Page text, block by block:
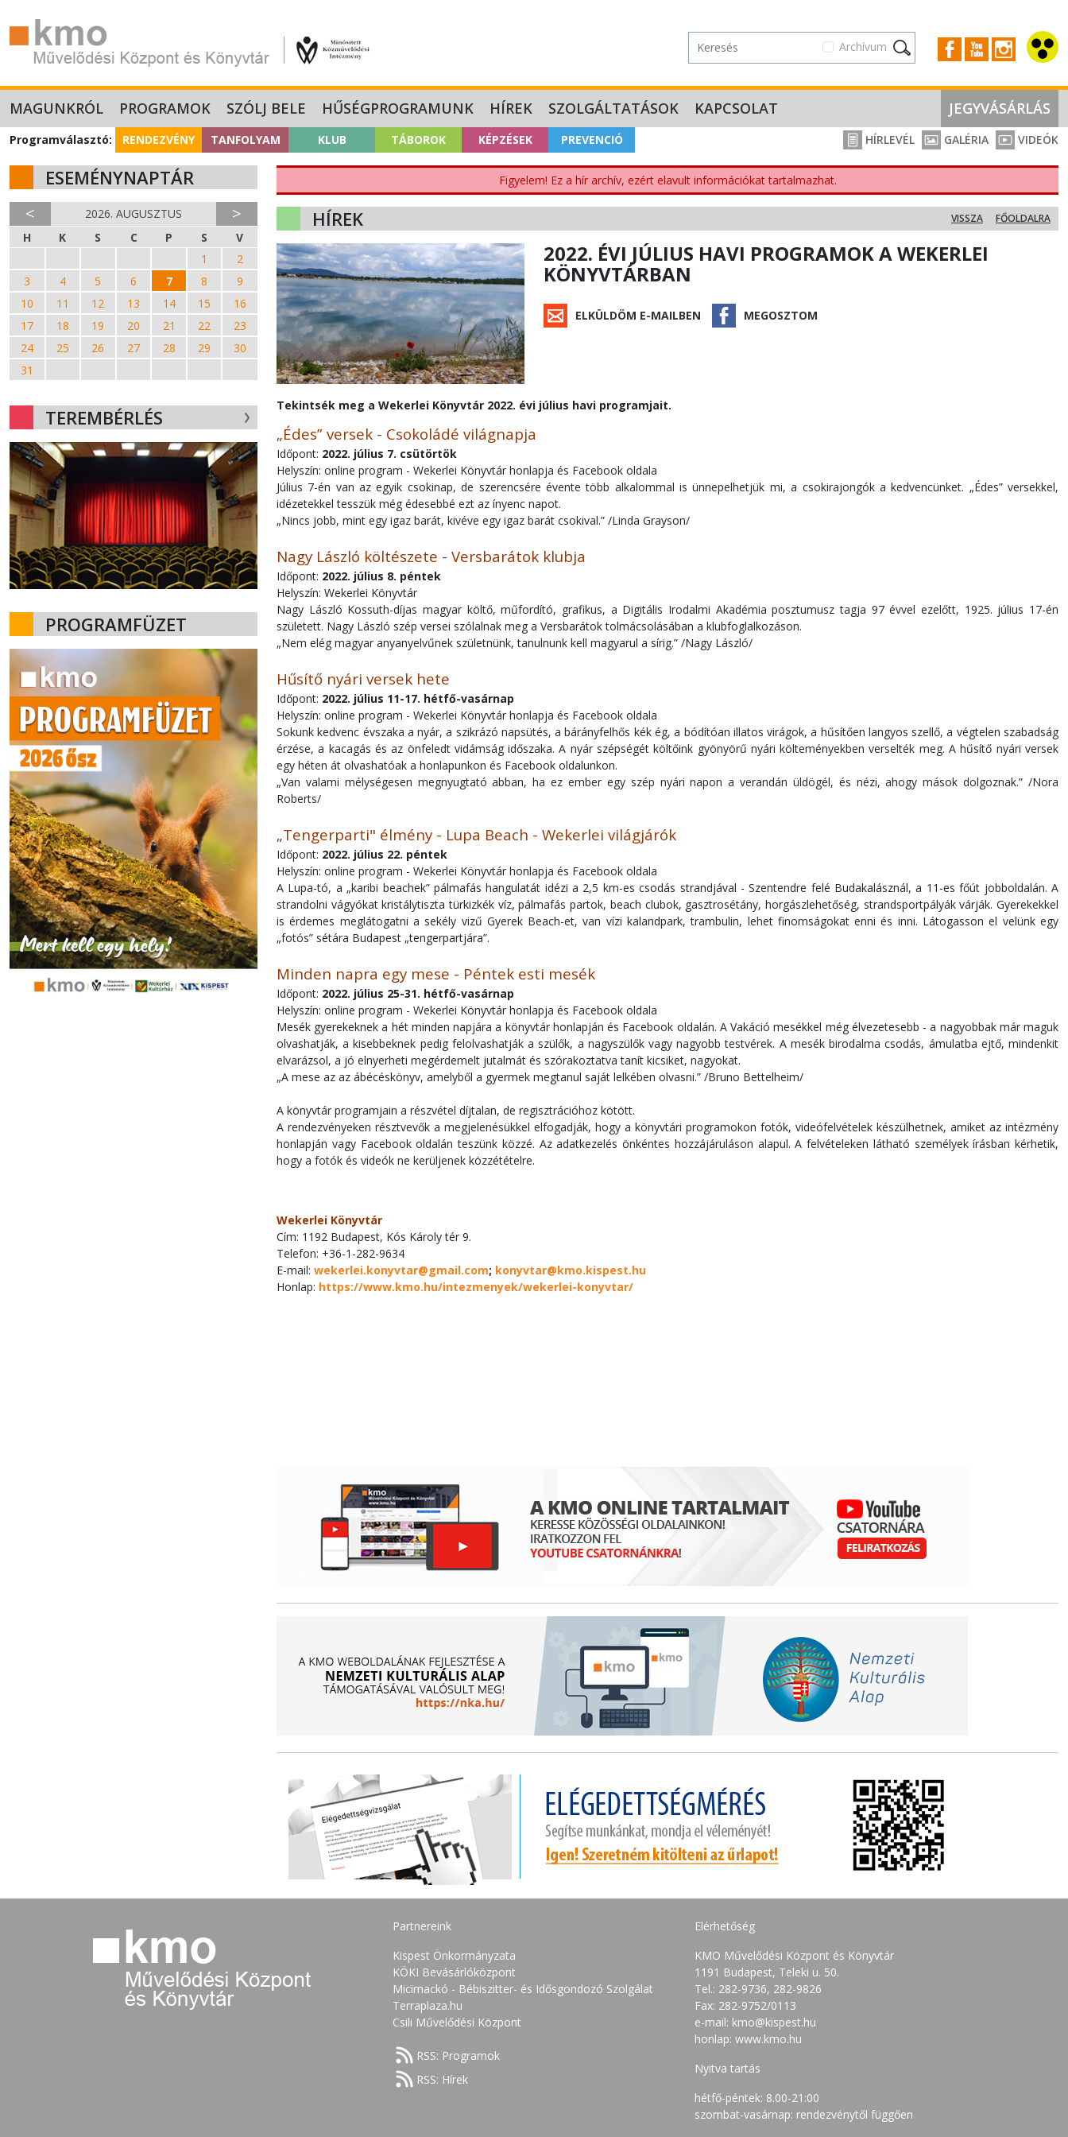
Archívum
MAGUNKRÓL PROGRAMOK SZÓLJ BELE HŰSÉGPROGRAMUNK HÍREK SZOLGÁLTATÁSOK KAPCSOLAT JEGYVÁSÁRLÁS
Programválasztó: RENDEZVÉNY TANFOLYAM KLUB TÁBOROK KÉPZÉSEK PREVENCIÓ HÍRLEVÉL GALÉRIA VIDEÓK
ESEMÉNYNAPTÁR
< 2026. AUGUSZTUS >
H K S C P S
V
1
2
3
4 5 6 7 8
9
10
11 12 13 14 15
16
17
18 19 20 21 22
23
24
25 26 27 28 29
30
31
TEREMBÉRLÉS
PROGRAMFÜZET
Figyelem! Ez a hír archív, ezért elavult információkat tartalmazhat.
HÍREK FŐOLDALRA
VISSZA
2022. ÉVI JÚLIUS HAVI PROGRAMOK A WEKERLEI
KÖNYVTÁRBAN
ELKÜLDÖM E-MAILBEN MEGOSZTOM
Tekintsék meg a Wekerlei Könyvtár 2022. évi július havi programjait.
„Édes” versek - Csokoládé világnapja
Időpont: 2022. július 7. csütörtök
Helyszín: online program - Wekerlei Könyvtár honlapja és Facebook oldala
Július 7-én van az egyik csokinap, de szerencsére évente több alkalommal is ünnepelhetjük mi, a csokirajongók a kedvencünket. „Édes” versekkel,
idézetekkel tesszük még édesebbé ezt az ínyenc napot.
„Nincs jobb, mint egy igaz barát, kivéve egy igaz barát csokival.” /Linda Grayson/
Nagy László költészete - Versbarátok klubja
Időpont: 2022. július 8. péntek
Helyszín: Wekerlei Könyvtár
Nagy László Kossuth-díjas magyar költő, műfordító, grafikus, a Digitális Irodalmi Akadémia posztumusz tagja 97 évvel ezelőtt, 1925. július 17-én
született. Nagy László szép versei szólalnak meg a Versbarátok tolmácsolásában a klubfoglalkozáson.
„Nem elég magyar anyanyelvűnek születnünk, tanulnunk kell magyarul a sírig.” /Nagy László/
Hűsítő nyári versek hete
Időpont: 2022. július 11-17. hétfő-vasárnap
Helyszín: online program - Wekerlei Könyvtár honlapja és Facebook oldala
Sokunk kedvenc évszaka a nyár, a szikrázó napsütés, a bárányfelhős kék ég, a bódítóan illatos virágok, a hűsítően langyos szellő, a végtelen szabadság
érzése, a kacagás és az önfeledt vidámság időszaka. A nyár szépségét költőink gyönyörű nyári költeményekben verselték meg. A hűsítő nyári versek
egy héten át olvashatóak a honlapunkon és Facebook oldalunkon.
„Van valami mélységesen megnyugtató abban, ha ez ember egy szép nyári napon a verandán üldögél, és nézi, ahogy mások dolgoznak.” /Nora
Roberts/
„Tengerparti" élmény - Lupa Beach - Wekerlei világjárók
Időpont: 2022. július 22. péntek
Helyszín: online program - Wekerlei Könyvtár honlapja és Facebook oldala
A Lupa-tó, a „karibi beachek” pálmafás hangulatát idézi a 2,5 km-es csodás strandjával - Szentendre felé Budakalásznál, a 11-es főút jobboldalán. A
strandolni vágyókat kristálytiszta türkizkék víz, pálmafás partok, beach clubok, gasztrosétány, horgászlehetőség, strandsportpályák várják. Gyerekekkel
is érdemes meglátogatni a sekély vizű Gyerek Beach-et, van vízi kalandpark, trambulin, lehet finomságokat enni és inni. Látogasson el velünk egy
„fotós” sétára Budapest „tengerpartjára”.
Minden napra egy mese - Péntek esti mesék
Időpont: 2022. július 25-31. hétfő-vasárnap
Helyszín: online program - Wekerlei Könyvtár honlapja és Facebook oldala
Mesék gyerekeknek a hét minden napjára a könyvtár honlapján és Facebook oldalán. A Vakáció mesékkel még élvezetesebb - a nagyobbak már maguk
olvashatják, a kisebbeknek pedig felolvashatják a szülők, a nagyszülők vagy nagyobb testvérek. A mesék birodalma csodás, ámulatba ejtő, mindenkit
elvarázsol, a jó elnyerheti megérdemelt jutalmát és szórakoztatva tanít kicsiket, nagyokat.
„A mese az az ábécéskönyv, amelyből a gyermek megtanul saját lelkében olvasni.” /Bruno Bettelheim/
A könyvtár programjain a részvétel díjtalan, de regisztrációhoz kötött.
A rendezvényeken résztvevők a megjelenésükkel elfogadják, hogy a könyvtári programokon fotók, videófelvételek készülhetnek, amiket az intézmény
honlapján vagy Facebook oldalán teszünk közzé. Az adatkezelés önkéntes hozzájáruláson alapul. A felvételeken látható személyek írásban kérhetik,
hogy a fotók és videók ne kerüljenek közzétételre.
Wekerlei Könyvtár
Cím: 1192 Budapest, Kós Károly tér 9.
Telefon: +36-1-282-9634
E-mail: wekerlei.konyvtar@gmail.com; konyvtar@kmo.kispest.hu
Honlap: https://www.kmo.hu/intezmenyek/wekerlei-konyvtar/
Partnereink
Kispest Önkormányzata
KÖKI Bevásárlóközpont
Micimackó - Bébiszitter- és Idősgondozó Szolgálat
Terraplaza.hu
Csili Művelődési Központ
RSS: Programok
RSS: Hírek
Elérhetőség
KMO Művelődési Központ és Könyvtár
1191 Budapest, Teleki u. 50.
Tel.: 282-9736, 282-9826
Fax: 282-9752/0113
e-mail: kmo@kispest.hu
honlap: www.kmo.hu
Nyitva tartás
hétfő-péntek: 8.00-21:00
szombat-vasárnap: rendezvénytől függően